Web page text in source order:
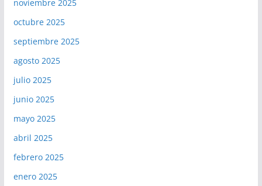
noviembre 2025
octubre 2025
septiembre 2025
agosto 2025
julio 2025
junio 2025
mayo 2025
abril 2025
febrero 2025
enero 2025